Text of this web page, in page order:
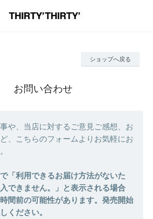
ショップへ戻る
お問い合わせ
や、当店に対するご意見ご感想、お
、こちらのフォームよりお気軽にお